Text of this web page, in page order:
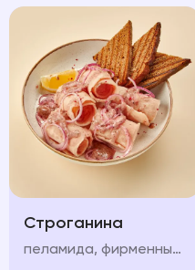
Строганина
пеламида, фирменный соус, красный лук, лимон, тост из черного хлеба